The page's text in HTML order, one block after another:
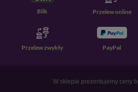
Blik Przelew online
Przelew zwykły PayPal
W sklepie prezentujemy ceny